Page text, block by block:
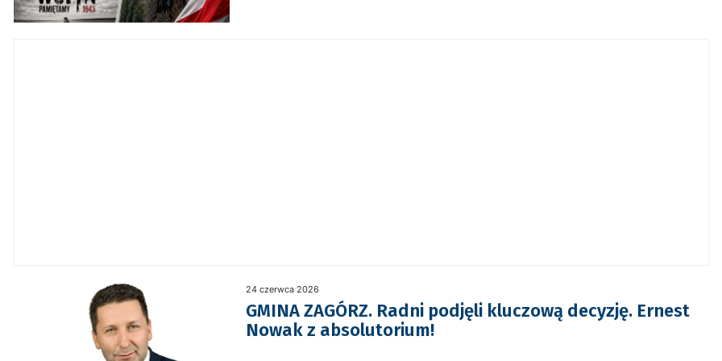
24 czerwca 2026
GMINA ZAGÓRZ. Radni podjęli kluczową decyzję. Ernest
Nowak z absolutorium!